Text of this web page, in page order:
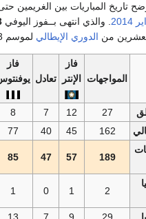
المباريات بين الغريمين حتى أخر
. والذي انتهى بــفوز اليوفي3-1
منالدوري الإيطاليلموسم 2013-14.
المواجهات
الإنتر
تعادل
يوفنتوس
7
162
45
40
77
189
57
47
85
0